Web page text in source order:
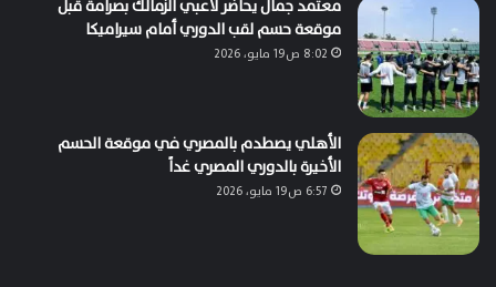
معتمد جمال يحاضر لاعبي الزمالك بصرامة قبل
موقعة حسم لقب الدوري أمام سيراميكا
8:02 ص19 مايو، 2026
الأهلي يصطدم بالمصري في موقعة الحسم
الأخيرة بالدوري المصري غداً
6:57 ص19 مايو، 2026